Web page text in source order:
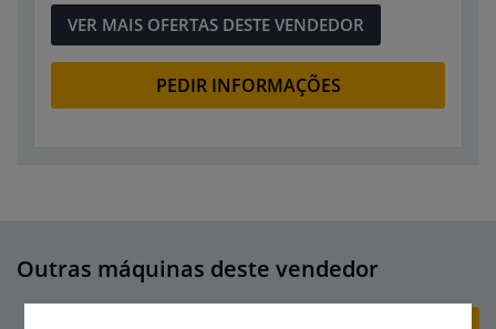
VER MAIS OFERTAS DESTE VENDEDOR
PEDIR INFORMAÇÕES
Outras máquinas deste vendedor